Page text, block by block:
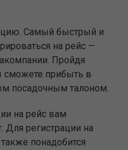
Самый быстрый и
на рейс —
Пройдя
сможете прибыть в
посадочным талоном.
на рейс вам
Для регистрации на
понадобится